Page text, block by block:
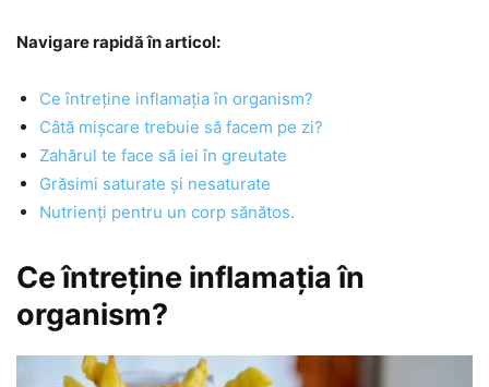
Navigare rapidă în articol:
Ce întreține inflamația în organism?
Câtă mișcare trebuie să facem pe zi?
Zahărul te face să iei în greutate
Grăsimi saturate și nesaturate
Nutrienți pentru un corp sănătos.
Ce întreține inflamația în
organism?